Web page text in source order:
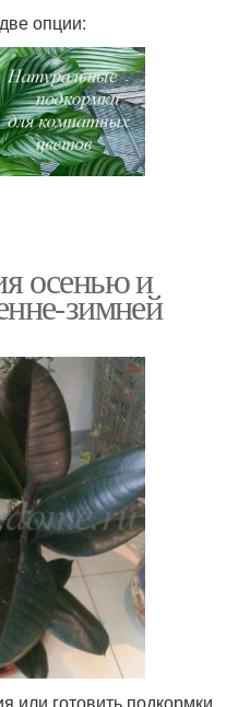
опции:
осенью и
зимней